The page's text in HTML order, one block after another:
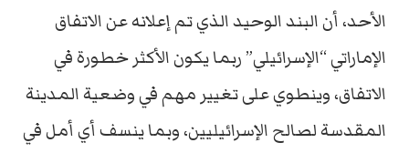
الأحد، أن البند الوحيد الذي تم إعلانه عن الاتفاق
الإماراتي “الإسرائيلي” ربما يكون الأكثر خطورة في
الاتفاق، وينطوي على تغيير مهم في وضعية المدينة
المقدسة لصالح الإسرائيليين، وبما ينسف أي أمل في